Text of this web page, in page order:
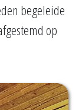
begeleide
op